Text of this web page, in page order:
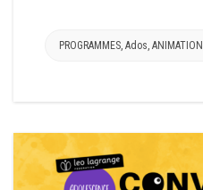
PROGRAMMES Ados ANIMATION